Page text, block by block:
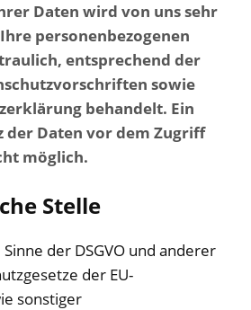
Daten wird von uns sehr
personenbezogenen
entsprechend der
sowie
behandelt. Ein
der Daten vor dem Zugriff
möglich.
Stelle
der DSGVO und anderer
der EU-
sonstiger